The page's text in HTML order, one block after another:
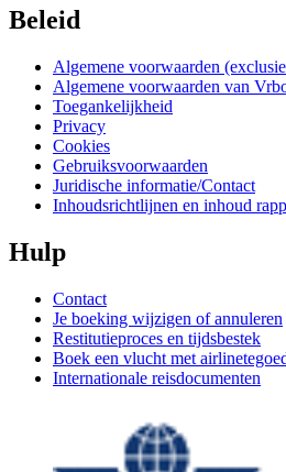
Beleid
Algemene voorwaarden
Algemene voorwaarden van
Toegankelijkheid
Privacy
Cookies
Gebruiksvoorwaarden
Juridische informatie/Contact
Inhoudsrichtlijnen en inhoud
Hulp
Contact
Je boeking wijzigen of annuleren
Restitutieproces en tijdsbestek
Boek een vlucht met
Internationale reisdocumenten